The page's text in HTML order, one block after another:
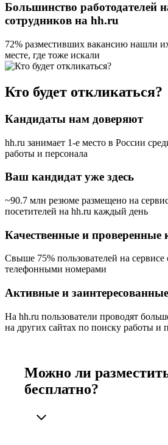
Большинство работодателей
сотрудников на hh.ru
72% разместивших вакансию нашли
месте, где тоже искали
Кто будет откликаться?
Кандидаты нам доверяют
hh.ru занимает 1-е место в России
работы и персонала
Ваш кандидат уже здесь
~90.7 млн резюме размещено на
посетителей на hh.ru каждый день
Качественные и проверенные
Свыше 75% пользователей на
телефонными номерами
Активные и
На hh.ru пользователи проводят
на других сайтах по поиску работы и
Можно ли
бесплатно?